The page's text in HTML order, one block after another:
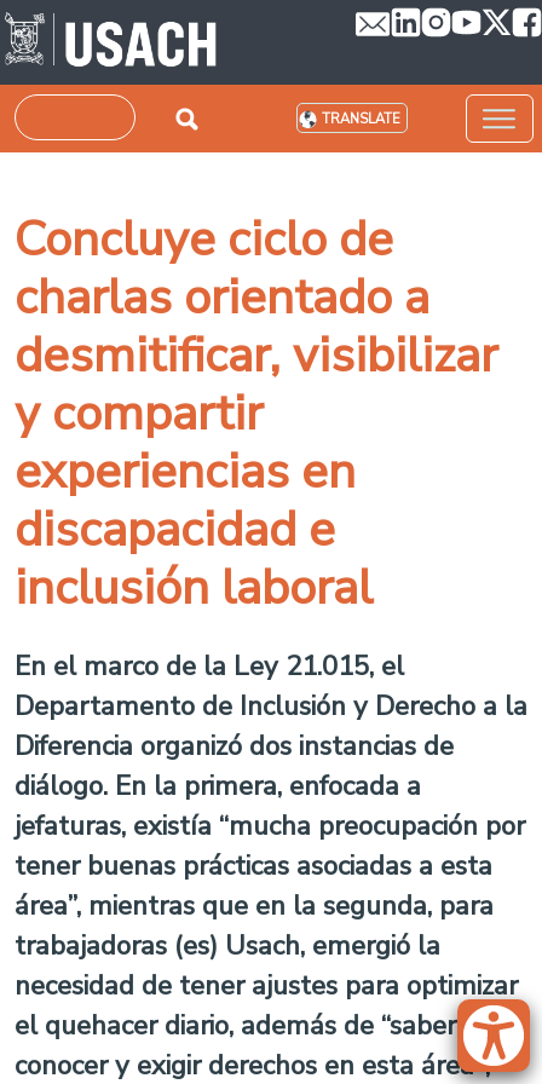
Skip to main content
Search TRANSLATE
Concluye ciclo de
charlas orientado a
desmitificar, visibilizar
y compartir
experiencias en
discapacidad e
inclusión laboral
En el marco de la Ley 21.015, el
Departamento de Inclusión y Derecho a la
Diferencia organizó dos instancias de
diálogo. En la primera, enfocada a
jefaturas, existía “mucha preocupación por
tener buenas prácticas asociadas a esta
área”, mientras que en la segunda, para
trabajadoras (es) Usach, emergió la
necesidad de tener ajustes para optimizar
el quehacer diario, además de “saber,
conocer y exigir derechos en esta área",